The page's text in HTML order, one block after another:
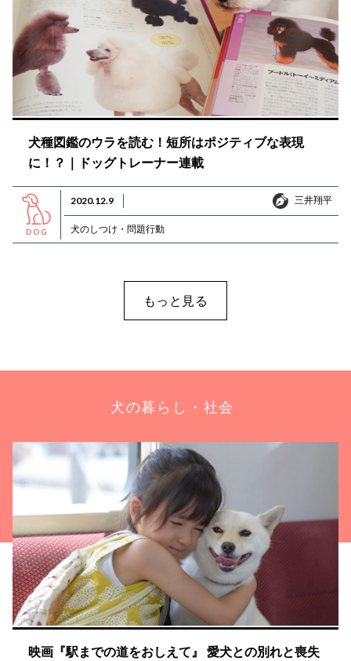
犬種図鑑のウラを読む！短所はポジティブな表現
に！？｜ドッグトレーナー連載
DOG
2020.12.9 三井翔平
三井翔平
犬のしつけ・問題行動
もっと見る
犬の暮らし・社会
映画『駅までの道をおしえて』 愛犬との別れと喪失